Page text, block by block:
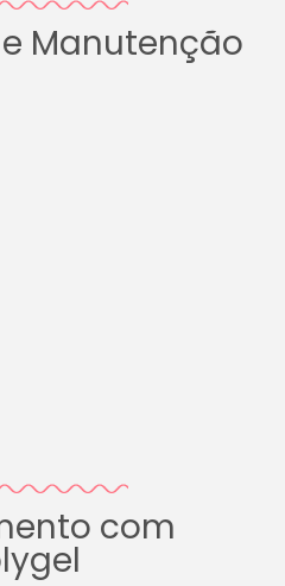
Manutenção
com